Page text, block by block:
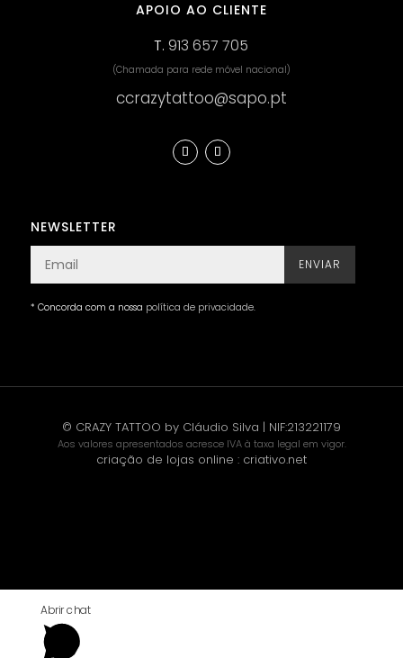
APOIO AO CLIENTE
T.913 657 705
(Chamada para rede móvel nacional)
ccrazytattoo@sapo.pt
NEWSLETTER
ENVIAR
* Concorda com a nossa política de privacidade.
© CRAZY TATTOO by Cláudio Silva | NIF:213221179
Aos valores apresentados acresce IVA à taxa legal em vigor.
criação de lojas online : criativo.net
Abrir chat